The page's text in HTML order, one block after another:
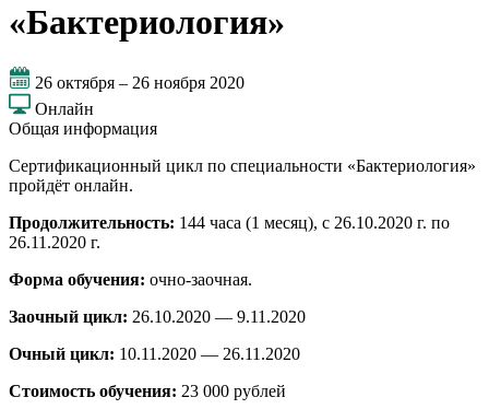
«Бактериология»
26 октября – 26 ноября 2020
Онлайн
Общая информация
Сертификационный цикл по специальности «Бактериология»
пройдёт онлайн.
Продолжительность: 144 часа (1 месяц), с 26.10.2020 г. по
26.11.2020 г.
Форма обучения: очно-заочная.
Заочный цикл: 26.10.2020 — 9.11.2020
Очный цикл: 10.11.2020 — 26.11.2020
Стоимость обучения: 23 000 рублей